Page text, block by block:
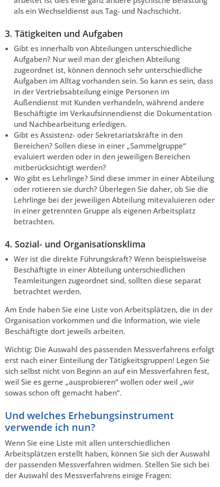
als ein Wechseldienst aus Tag- und Nachschicht.
3. Tätigkeiten und Aufgaben
Gibt es innerhalb von Abteilungen unterschiedliche
Aufgaben? Nur weil man der gleichen Abteilung
zugeordnet ist, können dennoch sehr unterschiedliche
Aufgaben im Alltag vorhanden sein. So kann es sein, dass
in der Vertriebsabteilung einige Personen im
Außendienst mit Kunden verhandeln, während andere
Beschäftigte im Verkaufsinnendienst die Dokumentation
und Nachbearbeitung erledigen.
Gibt es Assistenz- oder Sekretariatskräfte in den
Bereichen? Sollen diese in einer „Sammelgruppe“
evaluiert werden oder in den jeweiligen Bereichen
mitberücksichtigt werden?
Wo gibt es Lehrlinge? Sind diese immer in einer Abteilung
oder rotieren sie durch? Überlegen Sie daher, ob Sie die
Lehrlinge bei der jeweiligen Abteilung mitevaluieren oder
in einer getrennten Gruppe als eigenen Arbeitsplatz
betrachten.
4. Sozial- und Organisationsklima
Wer ist die direkte Führungskraft? Wenn beispielsweise
Beschäftigte in einer Abteilung unterschiedlichen
Teamleitungen zugeordnet sind, sollten diese separat
betrachtet werden.
Am Ende haben Sie eine Liste von Arbeitsplätzen, die in der
Organisation vorkommen und die Information, wie viele
Beschäftigte dort jeweils arbeiten.
Wichtig: Die Auswahl des passenden Messverfahrens erfolgt
erst nach einer Einteilung der Tätigkeitsgruppen! Legen Sie
sich selbst nicht von Beginn an auf ein Messverfahren fest,
weil Sie es gerne „ausprobieren“ wollen oder weil „wir
sowas schon oft gemacht haben“.
Und welches Erhebungsinstrument
verwende ich nun?
Wenn Sie eine Liste mit allen unterschiedlichen
Arbeitsplätzen erstellt haben, können Sie sich der Auswahl
der passenden Messverfahren widmen. Stellen Sie sich bei
der Auswahl des Messverfahrens einige Fragen: